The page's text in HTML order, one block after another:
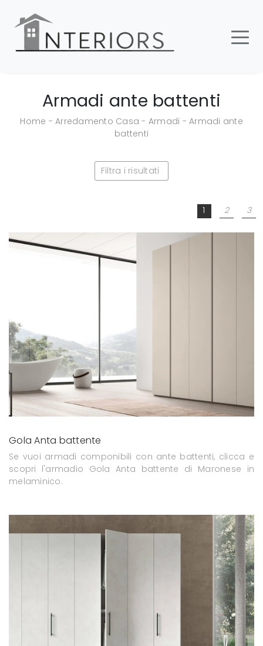
Armadi ante battenti
Home - Arredamento Casa - Armadi - Armadi ante
battenti
Filtra i risultati
1 2 3
Gola Anta battente
Se vuoi armadi componibili con ante battenti, clicca e
scopri l'armadio Gola Anta battente di Maronese in
melaminico.